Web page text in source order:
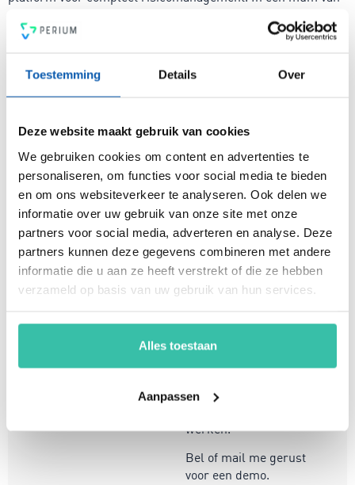
Toestemming Details Over
Deze website maakt gebruik van cookies
We gebruiken cookies om content en advertenties te
personaliseren, om functies voor social media te bieden
en om ons websiteverkeer te analyseren. Ook delen we
informatie over uw gebruik van onze site met onze
partners voor social media, adverteren en analyse. Deze
partners kunnen deze gegevens combineren met andere
informatie die u aan ze heeft verstrekt of die ze hebben
verzameld op basis van uw gebruik van hun services.
Alles toestaan
Aanpassen
managementsysteem voor risicobeheersing, een krachtige
Voldoe vanaf nu aan de voor jou relevante standaarden voor
onder andere security, privacy, duurzaamheid, milieu,
energiemanagement, ARBO en nog veel meer. Vergroot de
betaalbaar met hét Perium platform.
Arjan Kremer
B.V.
Met een achtergrond in
risicomanagement, ICT
en een passie voor
organisaties om
weerbaar en compliant
wereld. Mijn focus ligt
werken.
Bel of mail me gerust
voor een demo.